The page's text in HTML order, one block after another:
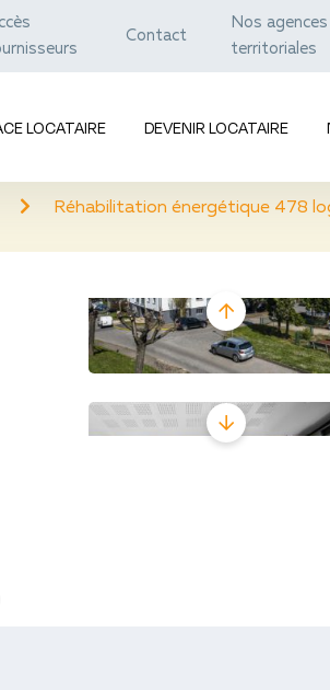
Contact
Nos agences
territoriales
LOCATAIRE DEVENIR LOCATAIRE
Réhabilitation énergétique 478